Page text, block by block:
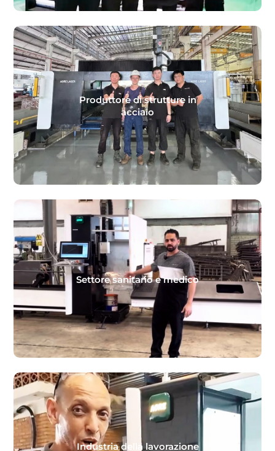
Produttore di strutture in
acciaio
Settore sanitario e medico
Industria della lavorazione